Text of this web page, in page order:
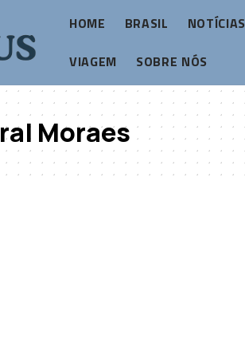
HOME BRASIL NOTÍCIAS
VIAGEM
SOBRE NÓS
Moraes